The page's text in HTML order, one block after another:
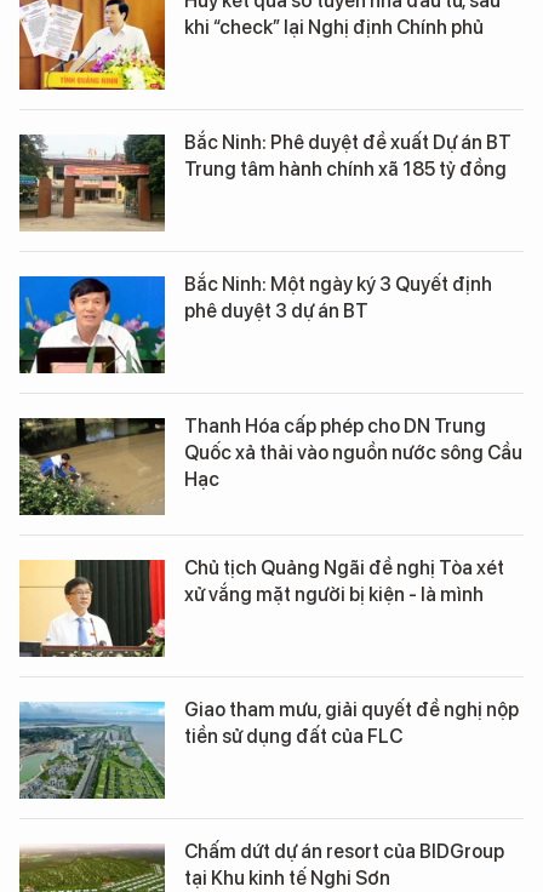
khi “check” lại Nghị định Chính phủ
Bắc Ninh: Phê duyệt đề xuất Dự án BT
Trung tâm hành chính xã 185 tỷ đồng
Bắc Ninh: Một ngày ký 3 Quyết định
phê duyệt 3 dự án BT
Thanh Hóa cấp phép cho DN Trung
Quốc xả thải vào nguồn nước sông Cầu
Hạc
Chủ tịch Quảng Ngãi đề nghị Tòa xét
xử vắng mặt người bị kiện - là mình
Giao tham mưu, giải quyết đề nghị nộp
tiền sử dụng đất của FLC
Chấm dứt dự án resort của BIDGroup
tại Khu kinh tế Nghi Sơn